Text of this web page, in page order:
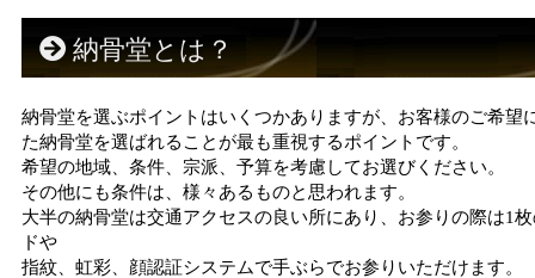
納骨堂とは？
納骨堂を選ぶポイントはいくつかありますが、お客様のご希望
た納骨堂を選ばれることが最も重視するポイントです。
希望の地域、条件、宗派、予算を考慮してお選びください。
その他にも条件は、様々あるものと思われます。
大半の納骨堂は交通アクセスの良い所にあり、お参りの際は1
ドや
指紋、虹彩、顔認証システムで手ぶらでお参りいただけます。